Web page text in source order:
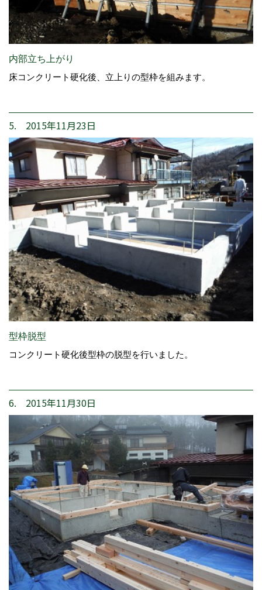
内部立ち上がり
床コンクリート硬化後、立上りの型枠を組みます。
5. 2015年11月23日
型枠脱型
コンクリート硬化後型枠の脱型を行いました。
6. 2015年11月30日